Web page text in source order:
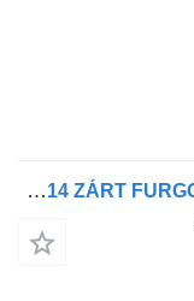
IVECO DAILY 35S14 ZÁRT FURGON EXTRA HOSSZÚ EXTRA MAGAS